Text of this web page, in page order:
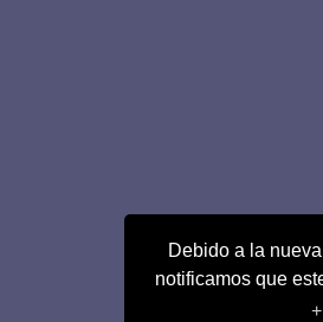
Debido a la
notificamos que